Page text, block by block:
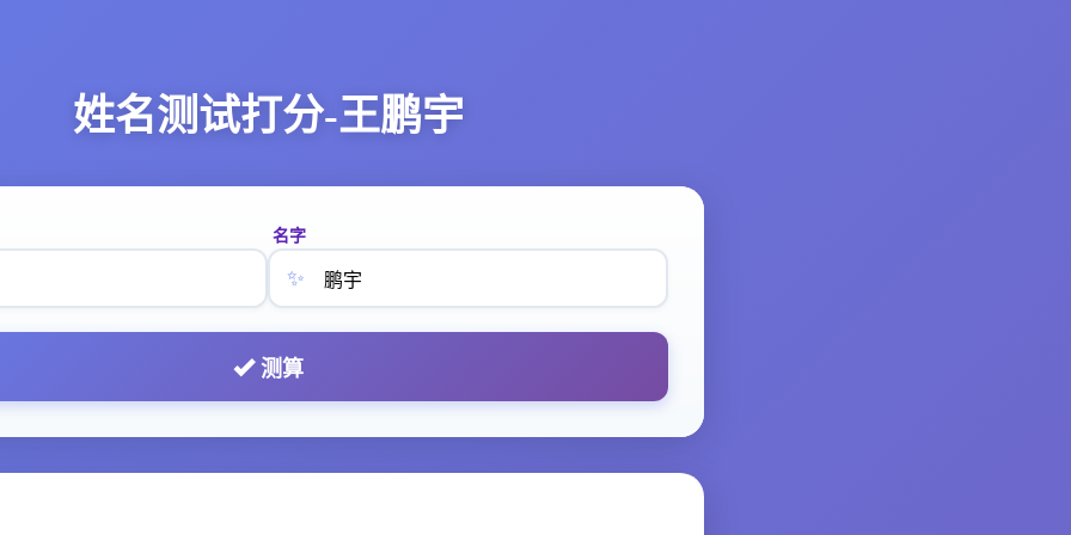
姓名测试打分-王鹏宇
名字
✨
测算